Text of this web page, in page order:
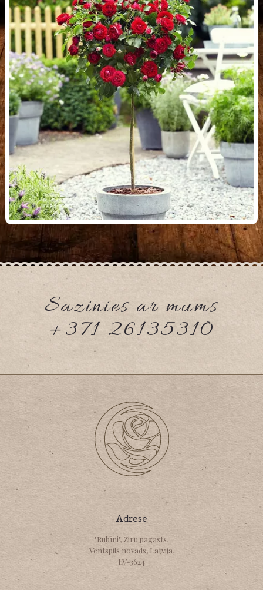
Sazinies ar mums
+371 26135310
Adrese
"Rubīni", Ziru pagasts,
Ventspils novads, Latvija,
LV-3624